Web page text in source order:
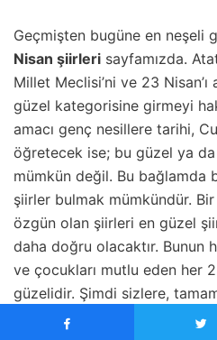
Geçmişten bugüne en neşeli
Nisan şiirleri sayfamızda.
Millet Meclisi’ni ve 23
güzel kategorisine girmeyi
amacı genç nesillere tarihi,
öğretecek ise; bu güzel ya
mümkün değil. Bu bağlamda
şiirler bulmak mümkündür.
özgün olan şiirleri en güzel
daha doğru olacaktır. Bunun
ve çocukları mutlu eden her
güzelidir. Şimdi sizlere,
yazılmış olan en güzel